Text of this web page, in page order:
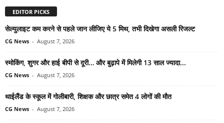
EDITOR PICKS
सेल्युलाइट कम करने से पहले जान लीजिए ये 5 मिथ, तभी दिखेगा असली रिजल्ट
CG News - August 7, 2026
स्मोकिंग, शुगर और हाई बीपी से दूरी… और बुढ़ापे में मिलेगी 13 साल ज्यादा...
CG News - August 7, 2026
थाईलैंड के स्कूल में गोलीबारी, शिक्षक और छात्र समेत 4 लोगों की मौत
CG News - August 7, 2026